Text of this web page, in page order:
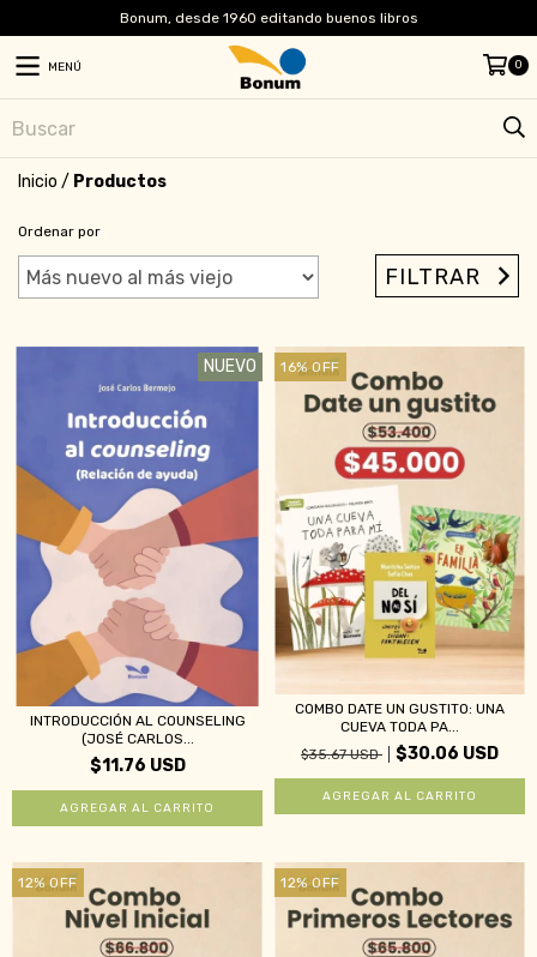
Bonum, desde 1960 editando buenos libros
MENÚ 0
Inicio / Productos
Ordenar por
FILTRAR
NUEVO
INTRODUCCIÓN AL COUNSELING
(JOSÉ CARLOS...
$11.76 USD
16% OFF
COMBO DATE UN GUSTITO: UNA
CUEVA TODA PA...
$35.67 USD
$30.06 USD
12% OFF 12% OFF